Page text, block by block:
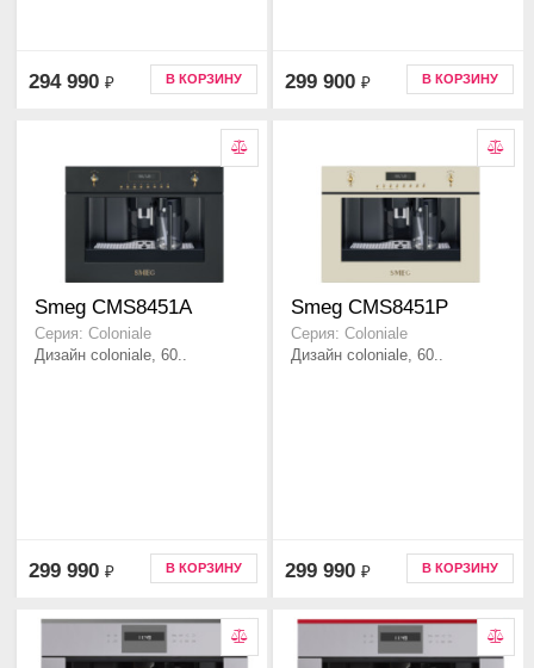
294 990 ₽ В КОРЗИНУ 299 900 ₽ В КОРЗИНУ
Smeg CMS8451A
Серия: Coloniale
Дизайн coloniale, 60..
299 990 ₽ В КОРЗИНУ
Smeg CMS8451P
Серия: Coloniale
Дизайн coloniale, 60..
299 990 ₽ В КОРЗИНУ